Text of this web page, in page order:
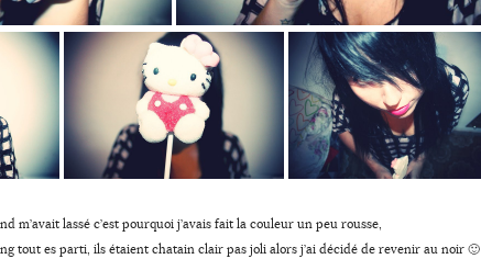
m’avait lassé c’est pourquoi j’avais fait la couleur un peu rousse,
tout es parti, ils étaient chatain clair pas joli alors j’ai décidé de revenir au noir 🙂